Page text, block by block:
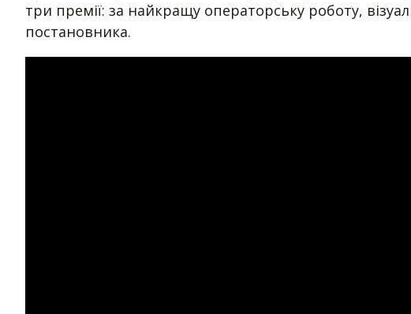
три премії: за найкращу операторську роботу,
постановника.